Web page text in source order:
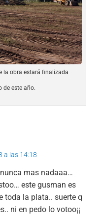
la obra estará finalizada
de este año.
a las 14:18
mas nadaaa…
este gusman es
toda la plata.. suerte q
ni en pedo lo votoo¡¡